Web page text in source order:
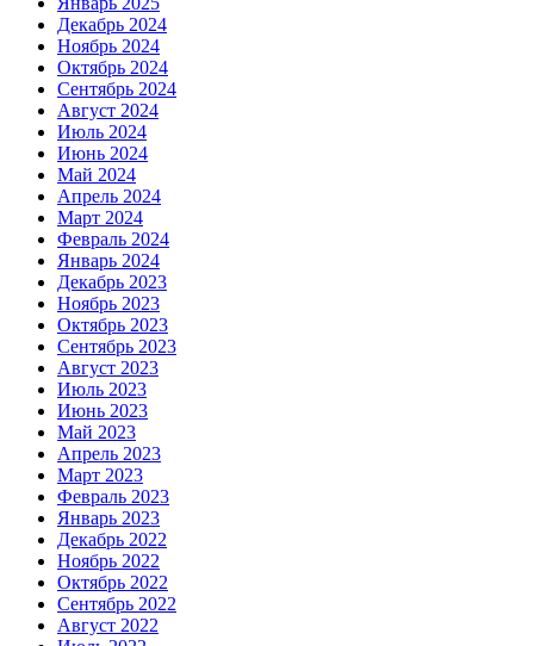
Декабрь 2024
Ноябрь 2024
Октябрь 2024
Сентябрь 2024
Август 2024
Июль 2024
Июнь 2024
Май 2024
Апрель 2024
Март 2024
Февраль 2024
Январь 2024
Декабрь 2023
Ноябрь 2023
Октябрь 2023
Сентябрь 2023
Август 2023
Июль 2023
Июнь 2023
Май 2023
Апрель 2023
Март 2023
Февраль 2023
Январь 2023
Декабрь 2022
Ноябрь 2022
Октябрь 2022
Сентябрь 2022
Август 2022